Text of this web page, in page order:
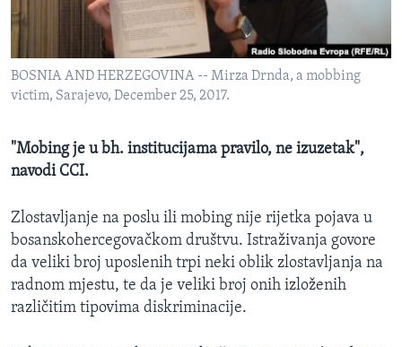
MAGAZIN
O GLASU AMERIKE
Learning English
PRATITE NAS
Jezici
BOSNIA AND HERZEGOVINA -- Mirza Drnda, a mobbing
victim, Sarajevo, December 25, 2017.
"Mobing je u bh. institucijama pravilo, ne izuzetak",
navodi CCI.
Zlostavljanje na poslu ili mobing nije rijetka pojava u
bosanskohercegovačkom društvu. Istraživanja govore
da veliki broj uposlenih trpi neki oblik zlostavljanja na
radnom mjestu, te da je veliki broj onih izloženih
različitim tipovima diskriminacije.